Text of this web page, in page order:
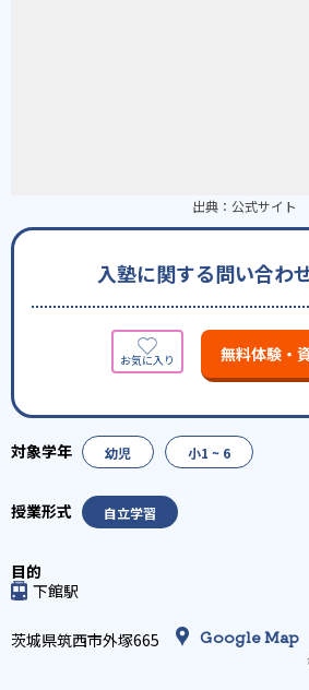
出典： 公式サイト
入塾に関する問い合わ
無料体験・
幼児 小1 ~ 6
自立学習
下館駅
茨城県筑西市外塚665 Google Map